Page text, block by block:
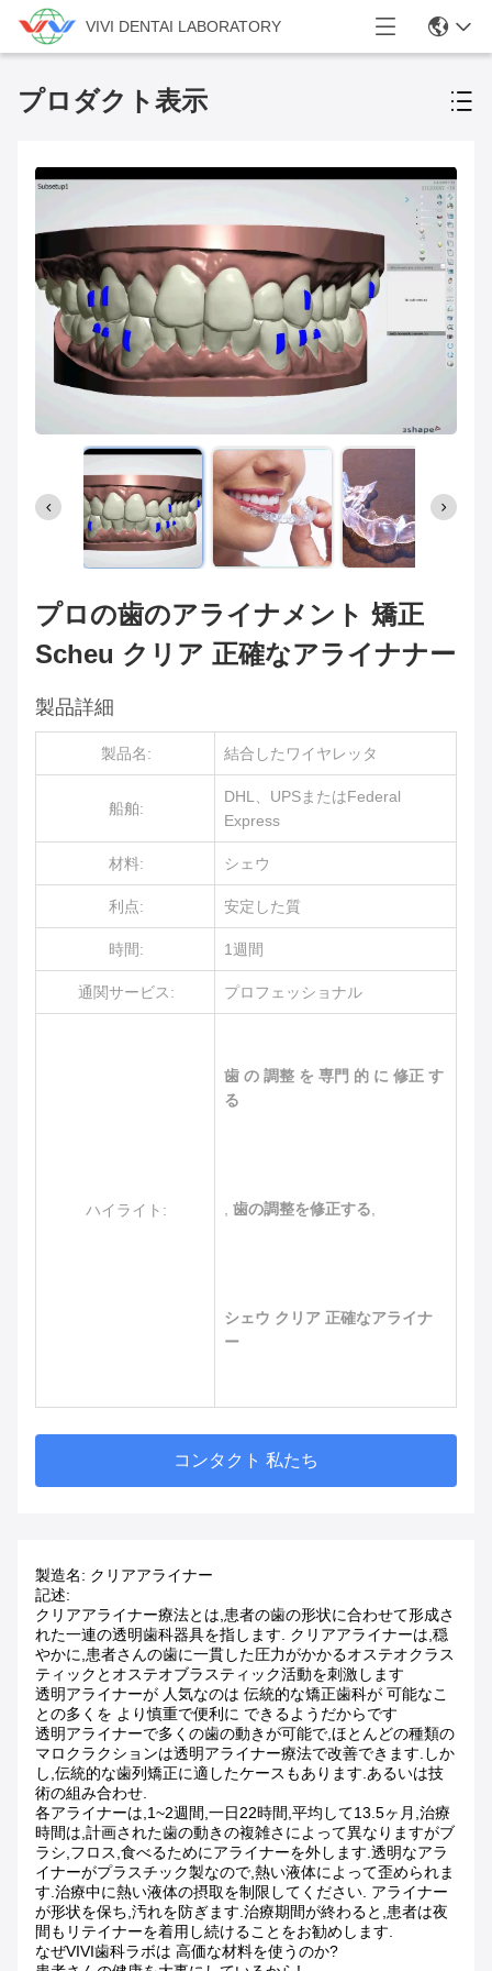
VIVI DENTAI LABORATORY
プロダクト表示
プロの歯のアライナメント 矯正
Scheu クリア 正確なアライナナー
製品詳細
製品名: 結合したワイヤレッタ
船舶:
DHL、UPSまたはFederal
Express
材料: シェウ
利点: 安定した質
時間: 1週間
通関サービス: プロフェッショナル
ハイライト:
歯 の 調整 を 専門 的 に 修正 す
る
歯の調整を修正する
シェウ クリア 正確なアライナ
ー
コンタクト 私たち
製造名: クリアアライナー
記述:
クリアアライナー療法とは,患者の歯の形状に合わせて形成さ
れた一連の透明歯科器具を指します. クリアアライナーは,穏
やかに,患者さんの歯に一貫した圧力がかかるオステオクラス
ティックとオステオブラスティック活動を刺激します
透明アライナーが 人気なのは 伝統的な矯正歯科が 可能なこ
との多くを より慎重で便利に できるようだからです
透明アライナーで多くの歯の動きが可能で,ほとんどの種類の
マロクラクションは透明アライナー療法で改善できます.しか
し,伝統的な歯列矯正に適したケースもあります.あるいは技
術の組み合わせ.
各アライナーは,1~2週間,一日22時間,平均して13.5ヶ月,治療
時間は,計画された歯の動きの複雑さによって異なりますがブ
ラシ,フロス,食べるためにアライナーを外します.透明なアラ
イナーがプラスチック製なので,熱い液体によって歪められま
す.治療中に熱い液体の摂取を制限してください. アライナー
が形状を保ち,汚れを防ぎます.治療期間が終わると,患者は夜
間もリテイナーを着用し続けることをお勧めします.
なぜVIVI歯科ラボは 高価な材料を使うのか?